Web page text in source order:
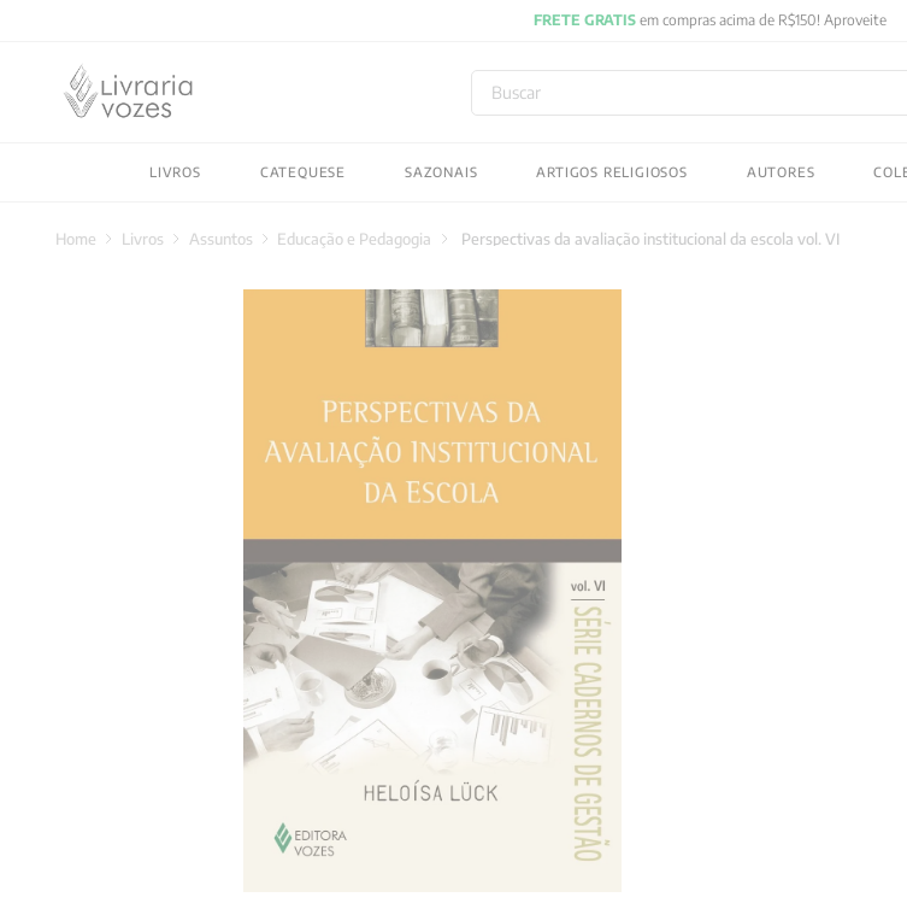
FRETE GRATIS em compras acima de R$150! Aproveite
Buscar
LIVROS CATEQUESE SAZONAIS ARTIGOS RELIGIOSOS AUTORES
Livros Assuntos Educação e Pedagogia Perspectivas da avaliação institucional da escola vol. VI
2027
4º jung
5º pré venda
8
10º anselm grun